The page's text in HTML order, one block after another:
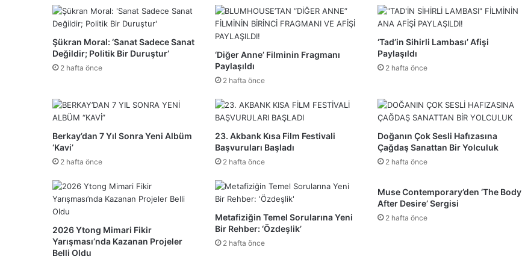
Şükran Moral: ‘Sanat Sadece Sanat
Değildir; Politik Bir Duruştur’
2 hafta önce
‘Diğer Anne’ Filminin Fragmanı
Paylaşıldı
2 hafta önce
‘Tad’in Sihirli Lambası’ Afişi
Paylaşıldı
2 hafta önce
Berkay’dan 7 Yıl Sonra Yeni Albüm
‘Kavi’
2 hafta önce
23. Akbank Kısa Film Festivali
Başvuruları Başladı
2 hafta önce
Doğanın Çok Sesli Hafızasına
Çağdaş Sanattan Bir Yolculuk
2 hafta önce
2026 Ytong Mimari Fikir
Yarışması’nda Kazanan Projeler
Belli Oldu
Metafiziğin Temel Sorularına Yeni
Bir Rehber: ‘Özdeşlik’
2 hafta önce
Muse Contemporary’den ‘The Body
After Desire’ Sergisi
2 hafta önce